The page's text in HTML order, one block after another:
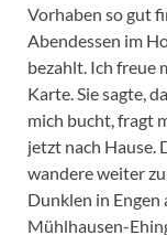
Vorhaben so gut
Abendessen im
bezahlt. Ich freue
Karte. Sie sagte,
mich bucht, fragt
jetzt nach Hause.
wandere weiter
Dunklen in Engen
Mühlhausen-